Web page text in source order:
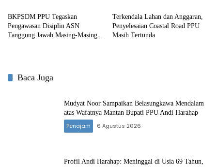
BKPSDM PPU Tegaskan
Pengawasan Disiplin ASN
Tanggung Jawab Masing-Masing
Terkendala Lahan dan Anggaran,
Penyelesaian Coastal Road PPU
Masih Tertunda
Baca Juga
Mudyat Noor Sampaikan Belasungkawa Mendalam
atas Wafatnya Mantan Bupati PPU Andi Harahap
Penajam 6 Agustus 2026
Profil Andi Harahap: Meninggal di Usia 69 Tahun,